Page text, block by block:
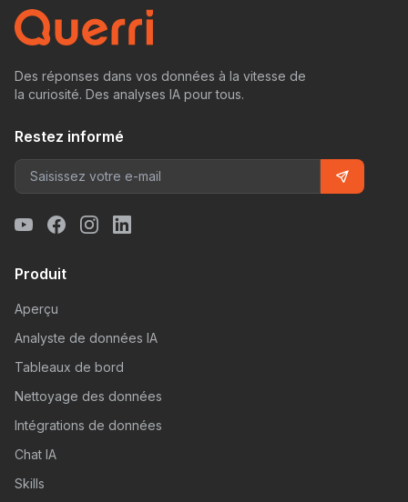
Des réponses dans vos données à la vitesse de
la curiosité. Des analyses IA pour tous.
Restez informé
Produit
Aperçu
Analyste de données IA
Tableaux de bord
Nettoyage des données
Intégrations de données
Chat IA
Skills